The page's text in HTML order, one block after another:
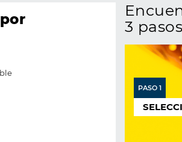
3 pasos
PASO 1